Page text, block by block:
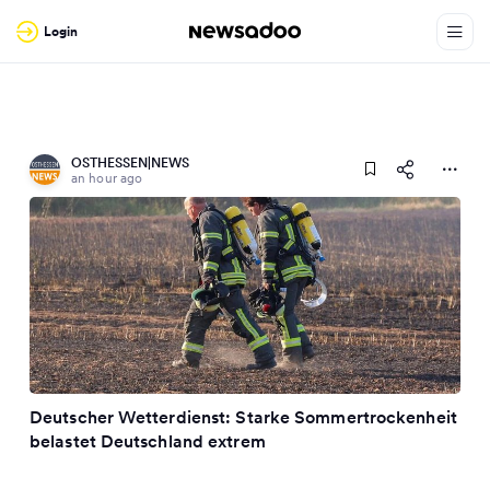
Login
OSTHESSEN|NEWS
an hour ago
Deutscher Wetterdienst: Starke Sommertrockenheit
belastet Deutschland extrem